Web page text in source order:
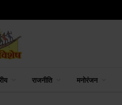
राजनीति मनोरंजन